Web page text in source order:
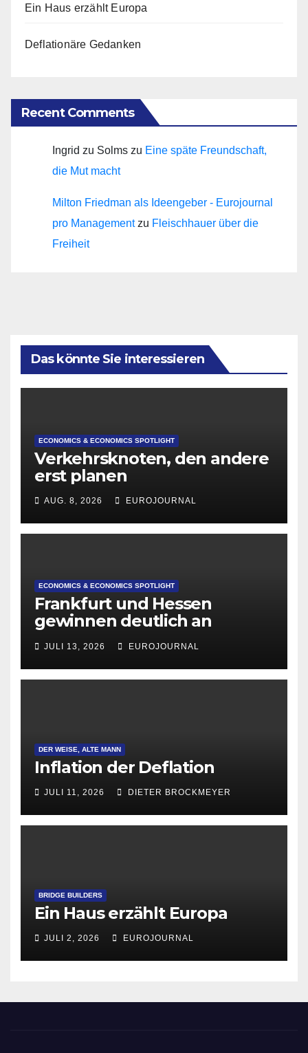
Ein Haus erzählt Europa
Deflationäre Gedanken
Recent Comments
Ingrid zu Solms zu Eine späte Freundschaft,
die Mut macht
Milton Friedman als Ideengeber - Eurojournal
pro Managementzu Fleischhauer über die
Freiheit
Das könnte Sie interessieren
ECONOMICS & ECONOMICS SPOTLIGHT
Verkehrsknoten, den andere
erst planen
AUG. 8, 2026 EUROJOURNAL
ECONOMICS & ECONOMICS SPOTLIGHT
Frankfurt und Hessen
gewinnen deutlich an
Attraktivität für Startup-
Gründungen
JULI 13, 2026 EUROJOURNAL
DER WEISE, ALTE MANN
Inflation der Deflation
JULI 11, 2026 DIETER BROCKMEYER
BRIDGE BUILDERS
Ein Haus erzählt Europa
JULI 2, 2026 EUROJOURNAL